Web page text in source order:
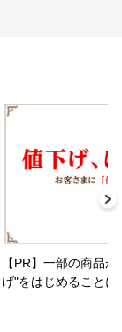
【PR】一部の商品
げ"をはじめること